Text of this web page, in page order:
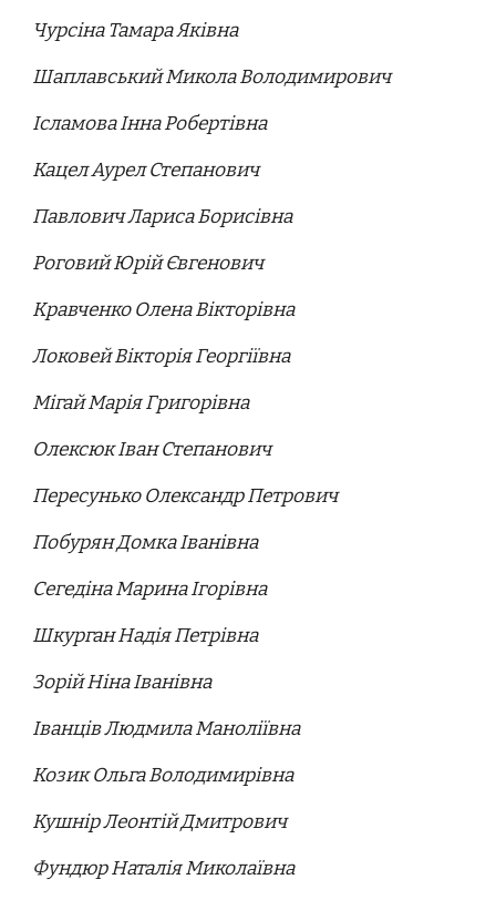
Чурсіна Тамара Яківна
Шаплавський Микола Володимирович
Ісламова Інна Робертівна
Кацел Аурел Степанович
Павлович Лариса Борисівна
Роговий Юрій Євгенович
Кравченко Олена Вікторівна
Локовей Вікторія Георгіївна
Мігай Марія Григорівна
Олексюк Іван Степанович
Пересунько Олександр Петрович
Побурян Домка Іванівна
Сегедіна Марина Ігорівна
Шкурган Надія Петрівна
Зорій Ніна Іванівна
Іванців Людмила Маноліївна
Козик Ольга Володимирівна
Кушнір Леонтій Дмитрович
Фундюр Наталія Миколаївна